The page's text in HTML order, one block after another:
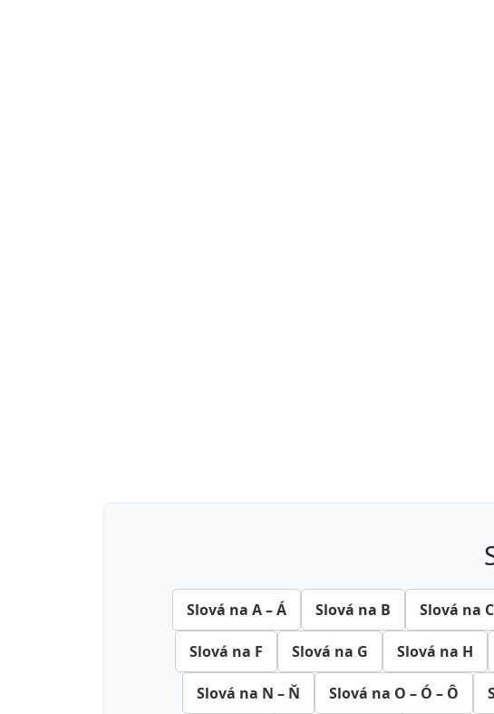
Slová na A – Á Slová na B Slová na
Slová na F Slová na G Slová na H
Slová na N – Ň Slová na O – Ó – Ô